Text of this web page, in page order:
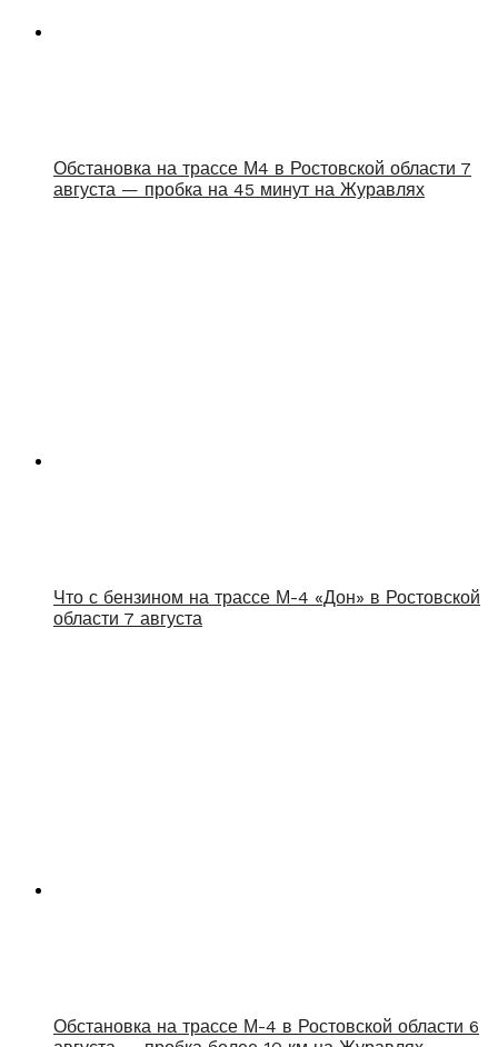
Обстановка на трассе М4 в Ростовской области 7
августа — пробка на 45 минут на Журавлях
Что с бензином на трассе М-4 «Дон» в Ростовской
области 7 августа
Обстановка на трассе М-4 в Ростовской области 6